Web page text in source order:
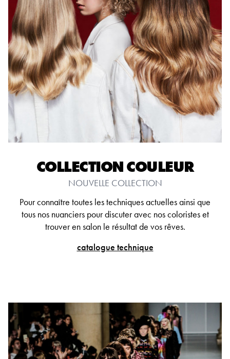
COLLECTION COULEUR
NOUVELLE COLLECTION
Pour connaître toutes les techniques actuelles ainsi que
tous nos nuanciers pour discuter avec nos coloristes et
trouver en salon le résultat de vos rêves.
catalogue technique